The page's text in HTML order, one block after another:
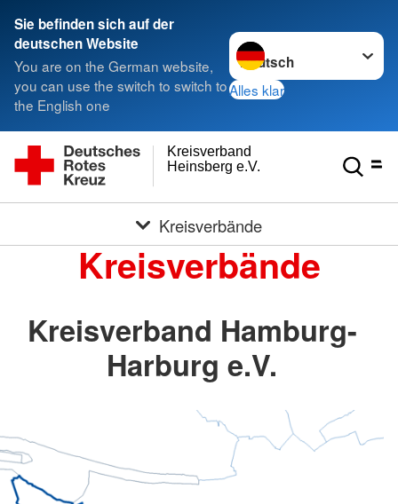
Sie befinden sich auf der
deutschen Website
You are on the German website,
you can use the switch to switch to
the English one
Sprache wechseln zu
Alles klar
Heinsberg e.V.
Kreisverband
Kreisverbände
Kreisverbände
Kreisverband Hamburg-
Harburg e.V.